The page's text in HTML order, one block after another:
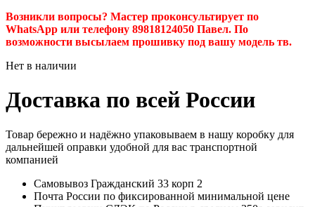
Возникли вопросы? Мастер проконсультирует по
WhatsApp или телефону 89818124050 Павел. По
возможности высылаем прошивку под вашу модель тв.
Нет в наличии
Доставка по всей России
Товар бережно и надёжно упаковываем в нашу коробку для
дальнейшей оправки удобной для вас транспортной
компанией
Самовывоз Гражданский 33 корп 2
Почта России по фиксированной минимальной цене